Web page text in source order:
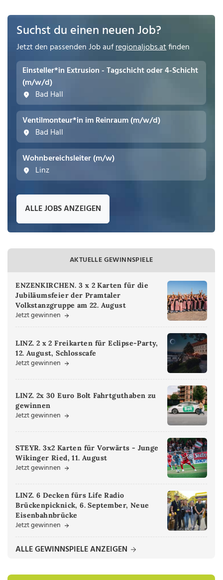
Suchst du einen neuen Job?
Jetzt den passenden Job aufregionaljobs.atfinden
Einsteller*in Extrusion - Tagschicht oder 4-Schicht
(m/w/d)
Bad Hall
Ventilmonteur*in im Reinraum (m/w/d)
Bad Hall
Wohnbereichsleiter (m/w)
Linz
ALLE JOBS ANZEIGEN
AKTUELLE GEWINNSPIELE
ENZENKIRCHEN. 3 x 2 Karten für die
Jubiläumsfeier der Pramtaler
Volkstanzgruppe am 22. August
Jetzt gewinnen
LINZ. 2 x 2 Freikarten für Eclipse-Party,
12. August, Schlosscafe
Jetzt gewinnen
LINZ. 2x 30 Euro Bolt Fahrtguthaben zu
gewinnen
Jetzt gewinnen
STEYR. 3x2 Karten für Vorwärts - Junge
Wikinger Ried, 11. August
Jetzt gewinnen
LINZ. 6 Decken fürs Life Radio
Brückenpicknick, 6. September, Neue
Eisenbahnbrücke
Jetzt gewinnen
ALLE GEWINNSPIELE ANZEIGEN